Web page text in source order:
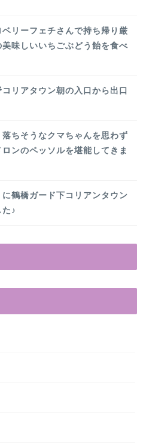
リーフェチさんで持ち帰り厳
味しいいちごぶどう飴を食べ
リアタウン朝の入口から出口
ちそうなクマちゃんを思わず
ンのペッソルを堪能してきま
に鶴橋ガード下コリアンタウン
♪